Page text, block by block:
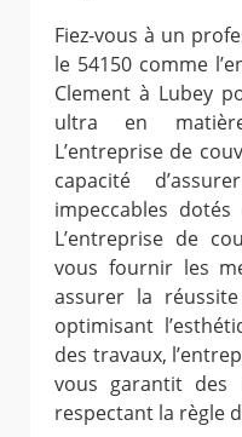
Fiez-vous à un
le 54150 comme
Clement à Lubey
ultra en
L’entreprise de
capacité
impeccables dotés
L’entreprise de
vous fournir les
assurer la
optimisant
des travaux,
vous garantit des
respectant la règle